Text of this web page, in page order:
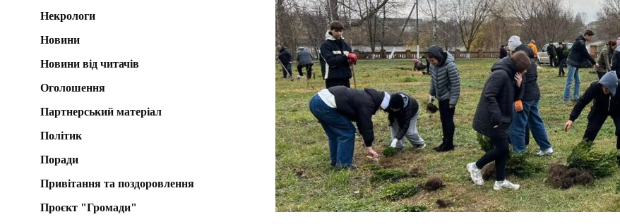
Некрологи
Новини
Новини від читачів
Оголошення
Партнерський матеріал
Політик
Поради
Привітання та поздоровлення
Проєкт "Громади"